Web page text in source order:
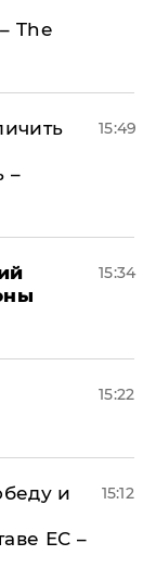
The
–
15:49
15:34
15:22
и
ЕС –
15:12